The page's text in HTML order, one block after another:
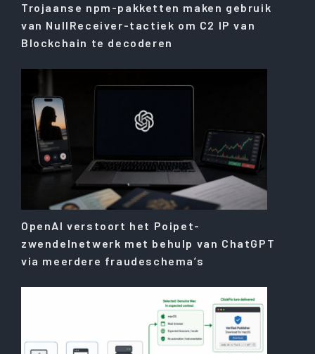
Trojaanse npm-pakketten maken gebruik
van NullReceiver-tactiek om C2 IP van
Blockchain te decoderen
OpenAI verstoort het Poipet-
zwendelnetwerk met behulp van ChatGPT
via meerdere fraudeschema’s